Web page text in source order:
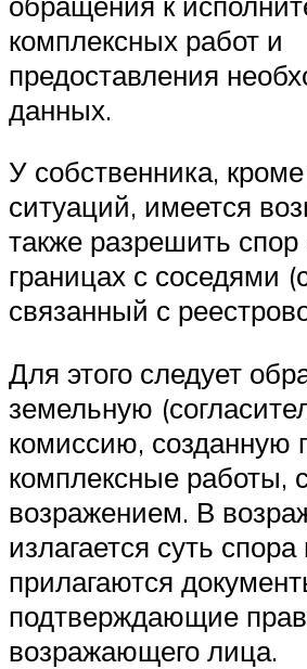
комплексных работ и
предоставления
данных.
У собственника,
ситуаций, имеется
также разрешить
границах с соседями
связанный с
Для этого следует
земельную
комиссию, созданную
комплексные работы,
возражением. В
излагается суть спора
прилагаются
подтверждающие
возражающего лица.